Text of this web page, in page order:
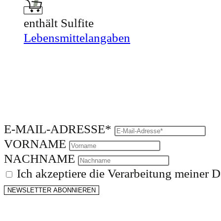
enthält Sulfite
Lebensmittelangaben
E-MAIL-ADRESSE*
VORNAME
NACHNAME
Ich akzeptiere die Verarbeitung meiner
NEWSLETTER ABONNIEREN